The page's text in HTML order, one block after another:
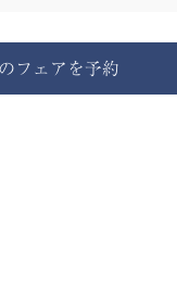
フェアを予約